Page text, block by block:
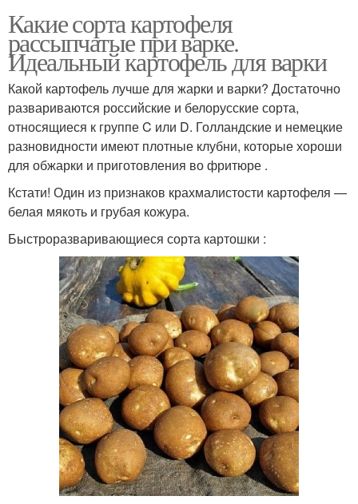
Какие сорта картофеля
рассыпчатые при варке.
Идеальный картофель для варки
Какой картофель лучше для жарки и варки? Достаточно
развариваются российские и белорусские сорта,
относящиеся к группе C или D. Голландские и немецкие
разновидности имеют плотные клубни, которые хороши
для обжарки и приготовления во фритюре .
Кстати! Один из признаков крахмалистости картофеля —
белая мякоть и грубая кожура.
Быстроразваривающиеся сорта картошки :